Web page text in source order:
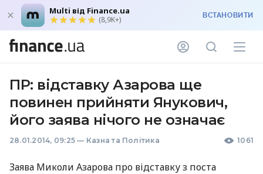
Multi від Finance.ua
(8,9K+) ВСТАНОВИТИ
ПР: відставку Азарова ще
повинен прийняти Янукович,
його заява нічого не означає
28.01.2014, 09:25 — Казна та Політика 1061
Заява Миколи Азарова про відставку з поста